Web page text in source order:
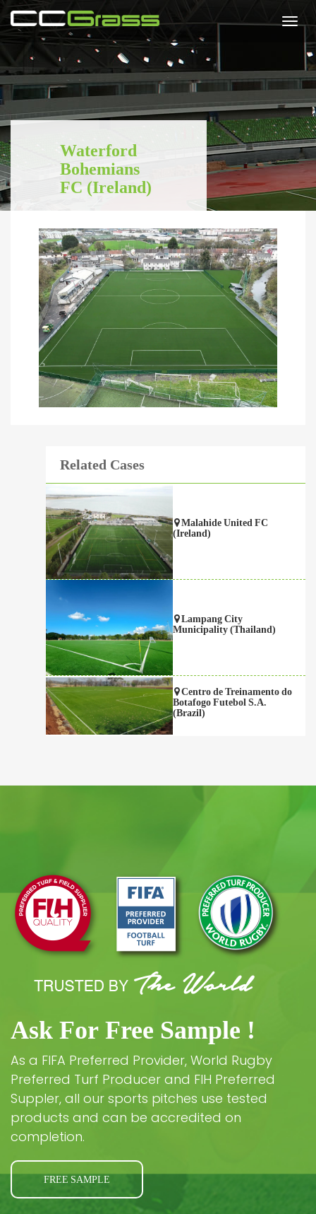
Waterford
Bohemians
FC (Ireland)
Related Cases
Malahide United FC
(Ireland)
Lampang City
Municipality (Thailand)
Centro de Treinamento do
Botafogo Futebol S.A.
(Brazil)
Ask For Free Sample !
As a FIFA Preferred Provider, World Rugby
Preferred Turf Producer and FIH Preferred
Suppler, all our sports pitches use tested
products and can be accredited on
completion.
FREE SAMPLE